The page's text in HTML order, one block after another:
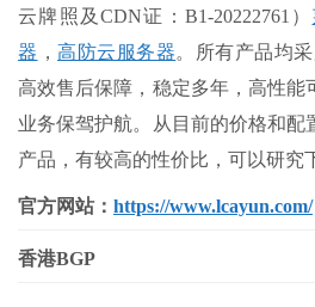
云牌照及CDN证：B1-20222761）
器 ，高防云服务器。所有产品均
高效售后保障，稳定多年，高性能
业务保驾护航。从目前的价格和配
产品，有较高的性价比，可以研究
官方网站： https://www.lcayun.com/
香港BGP